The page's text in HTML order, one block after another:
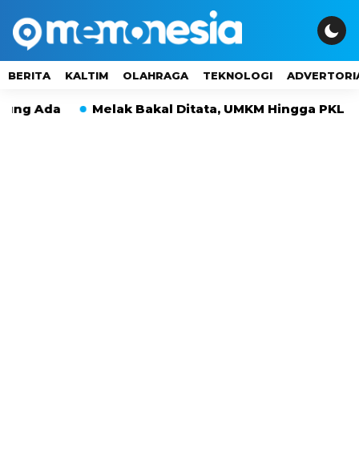
BERITA KALTIM OLAHRAGA TEKNOLOGI
Melak Bakal Ditata, UMKM Hingga PKL Tak